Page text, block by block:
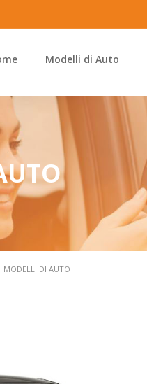
Modelli di Auto
MODELLI DI AUTO